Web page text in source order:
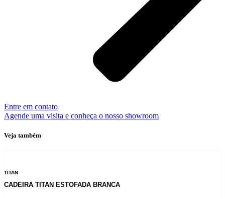
Entre em contato
Agende uma visita e conheça o nosso showroom
Veja também
TITAN
CADEIRA TITAN ESTOFADA BRANCA